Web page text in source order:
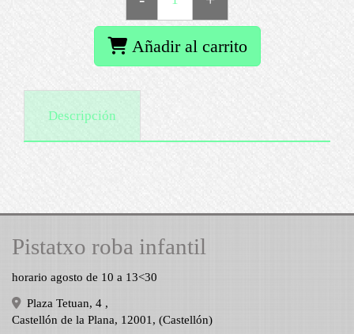
Añadir al carrito
Descripción
Pistatxo roba infantil
horario agosto de 10 a 13<30
Plaza Tetuan, 4 ,
Castellón de la Plana, 12001 , (Castellón)